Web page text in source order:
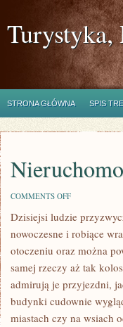
Turystyka,
STRONA GŁÓWNA SPIS
COMMENTS OFFON
Dzisiejsi ludzie
nowoczesne i robiące
otoczeniu oraz można
samej rzeczy aż tak
admirują je przyjezdni,
budynki cudownie
miastach czy na wsiach